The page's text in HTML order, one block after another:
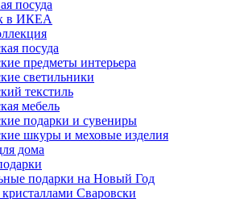
посуда
в ИКЕА
посуда
предметы интерьера
светильники
текстиль
мебель
подарки и сувениры
шкуры и меховые изделия
дома
подарки на Новый Год
Сваровски